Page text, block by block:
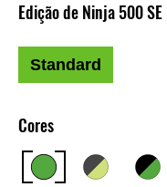
Cores
Edição de Ninja 500 SE
Standard